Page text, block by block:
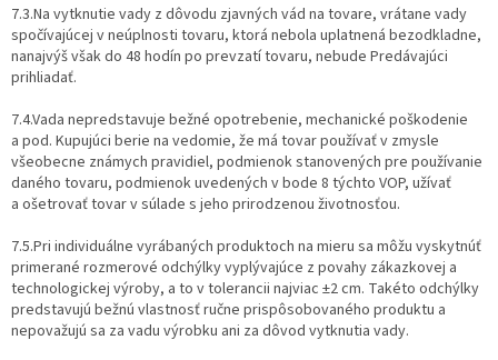
7.3.Na vytknutie vady z dôvodu zjavných vád na tovare, vrátane vady
spočívajúcej v neúplnosti tovaru, ktorá nebola uplatnená bezodkladne,
nanajvýš však do 48 hodín po prevzatí tovaru, nebude Predávajúci
prihliadať.
7.4.Vada nepredstavuje bežné opotrebenie, mechanické poškodenie
a pod. Kupujúci berie na vedomie, že má tovar používať v zmysle
všeobecne známych pravidiel, podmienok stanovených pre používanie
daného tovaru, podmienok uvedených v bode 8 týchto VOP, užívať
a ošetrovať tovar v súlade s jeho prirodzenou životnosťou.
7.5.Pri individuálne vyrábaných produktoch na mieru sa môžu vyskytnúť
primerané rozmerové odchýlky vyplývajúce z povahy zákazkovej a
technologickej výroby, a to v tolerancii najviac ±2 cm. Takéto odchýlky
predstavujú bežnú vlastnosť ručne prispôsobovaného produktu a
nepovažujú sa za vadu výrobku ani za dôvod vytknutia vady.